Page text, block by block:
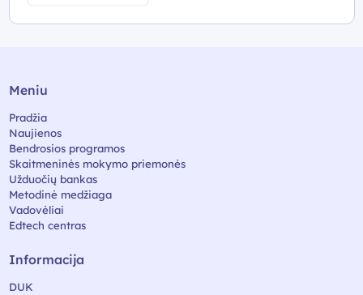
Meniu
Pradžia
Naujienos
Bendrosios programos
Skaitmeninės mokymo priemonės
Užduočių bankas
Metodinė medžiaga
Vadovėliai
Edtech centras
Informacija
DUK